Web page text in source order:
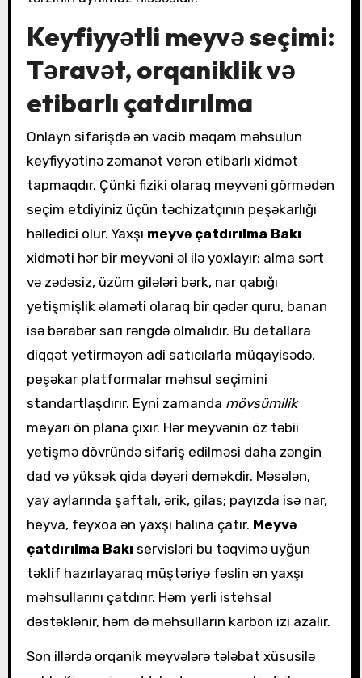
Keyfiyyətli meyvə seçimi:
Təravət, orqaniklik və
etibarlı çatdırılma
Onlayn sifarişdə ən vacib məqam məhsulun
keyfiyyətinə zəmanət verən etibarlı xidmət
tapmaqdır. Çünki fiziki olaraq meyvəni görmədən
seçim etdiyiniz üçün təchizatçının peşəkarlığı
həlledici olur. Yaxşı meyvə çatdırılma Bakı
xidməti hər bir meyvəni əl ilə yoxlayır; alma sərt
və zədəsiz, üzüm gilələri bərk, nar qabığı
yetişmişlik əlaməti olaraq bir qədər quru, banan
isə bərabər sarı rəngdə olmalıdır. Bu detallara
diqqət yetirməyən adi satıcılarla müqayisədə,
peşəkar platformalar məhsul seçimini
standartlaşdırır. Eyni zamanda mövsümilik
meyarı ön plana çıxır. Hər meyvənin öz təbii
yetişmə dövründə sifariş edilməsi daha zəngin
dad və yüksək qida dəyəri deməkdir. Məsələn,
yay aylarında şaftalı, ərik, gilas; payızda isə nar,
heyva, feyxoa ən yaxşı halına çatır. Meyvə
çatdırılma Bakı servisləri bu təqvimə uyğun
təklif hazırlayaraq müştəriyə fəslin ən yaxşı
məhsullarını çatdırır. Həm yerli istehsal
dəstəklənir, həm də məhsulların karbon izi azalır.
Son illərdə orqanik meyvələrə tələbat xüsusilə